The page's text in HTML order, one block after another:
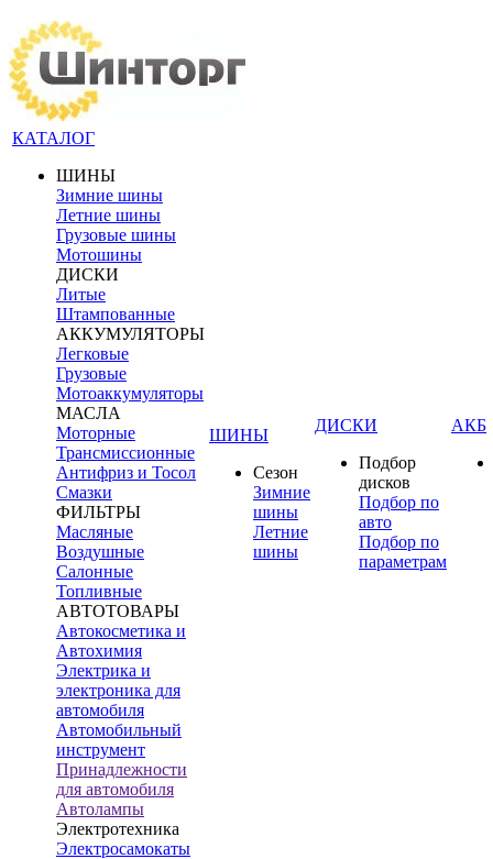
КАТАЛОГ
ШИНЫ
Зимние шины
Летние шины
Грузовые шины
Мотошины
ДИСКИ
Литые
Штампованные
АККУМУЛЯТОРЫ
Легковые
Грузовые
Мотоаккумуляторы
МАСЛА
Моторные
Трансмиссионные
Антифриз и Тосол
Смазки
ФИЛЬТРЫ
Масляные
Воздушные
Салонные
Топливные
АВТОТОВАРЫ
Автокосметика и
Автохимия
Электрика и
электроника для
автомобиля
Автомобильный
инструмент
Принадлежности
для автомобиля
Автолампы
Электротехника
Электросамокаты
ШИНЫ
Сезон
Зимние
шины
Летние
шины
ДИСКИ
Подбор
дисков
Подбор по
авто
Подбор по
параметрам
АКБ